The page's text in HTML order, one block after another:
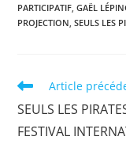
PARTICIPATIF GAËL
PROJECTION SEULS LES
Read
articles
Article
SEULS LES
FESTIVAL